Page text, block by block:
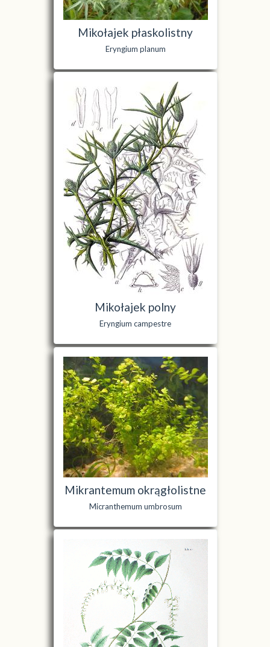
Mikołajek płaskolistny
Eryngium planum
Mikołajek polny
Eryngium campestre
Mikrantemum okrągłolistne
Micranthemum umbrosum